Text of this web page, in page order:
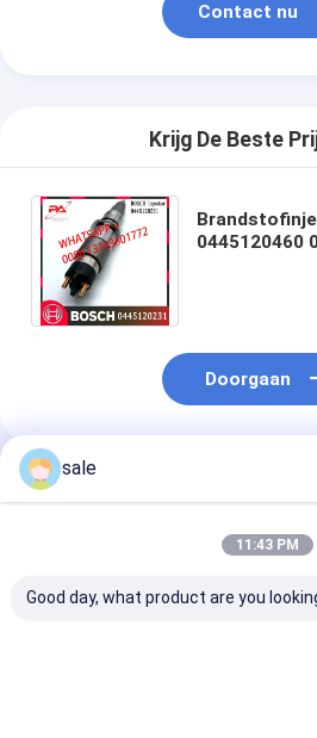
Contact nu
Krijg De Beste
0445120460
Doorgaan
Geadviseerde Producten
sale
11:43 PM
Good day, what product are you